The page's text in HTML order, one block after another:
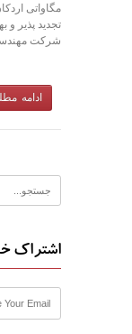
مگاواتی
تجدید پذیر و
شرکت
ادامه
اشتراک